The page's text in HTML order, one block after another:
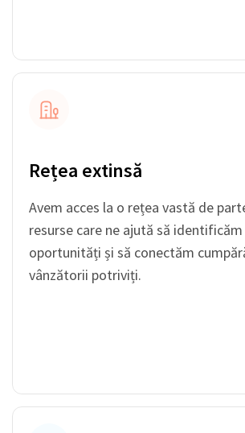
Rețea extinsă
Avem acces la o rețea vastă de
resurse care ne ajută să
oportunități și să conectăm
vânzătorii potriviți.